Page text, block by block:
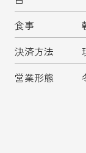
食事
決済方法
営業形態